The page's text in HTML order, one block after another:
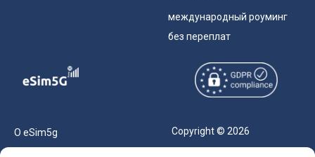
международный роуминг
без переплат
О eSim5g
Copyright © 2026